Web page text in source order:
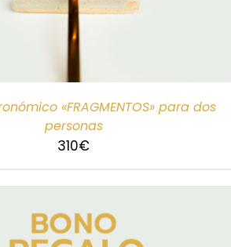
«FRAGMENTOS» para dos
personas
310€